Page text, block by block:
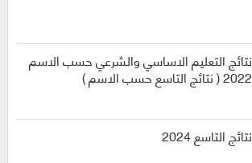
نتائج التعليم الاساسي والشرعي حسب الاسم
2022 ( نتائج التاسع حسب الاسم )
نتائج التاسع 2024